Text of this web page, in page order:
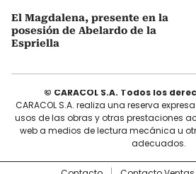
El Magdalena, presente en la
posesión de Abelardo de la
Espriella
© CARACOL S.A. Todos los
CARACOL S.A. realiza una reserva
usos de las obras y otras prestaciones
web a medios de lectura mecánica u
adecuados.